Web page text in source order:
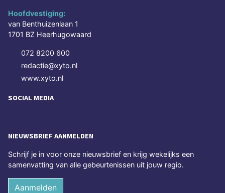
Hoofdvestiging:
van Benthuizenlaan 1
1701 BZ Heerhugowaard
072 8200 600
redactie@xyto.nl
www.xyto.nl
SOCIAL MEDIA
NIEUWSBRIEF AANMELDEN
Schrijf je in voor onze nieuwsbrief en krijg wekelijks een
samenvatting van alle gebeurtenissen uit jouw regio.
Aanmelden